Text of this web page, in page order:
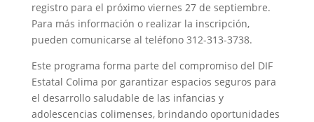
registro para el próximo viernes 27 de septiembre.
Para más información o realizar la inscripción,
pueden comunicarse al teléfono 312-313-3738.
Este programa forma parte del compromiso del DIF
Estatal Colima por garantizar espacios seguros para
el desarrollo saludable de las infancias y
adolescencias colimenses, brindando oportunidades